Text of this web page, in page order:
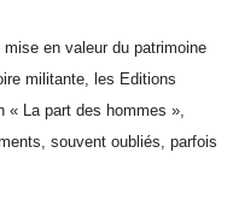
en valeur du patrimoine
militante, les Editions
« La part des hommes »,
souvent oubliés, parfois